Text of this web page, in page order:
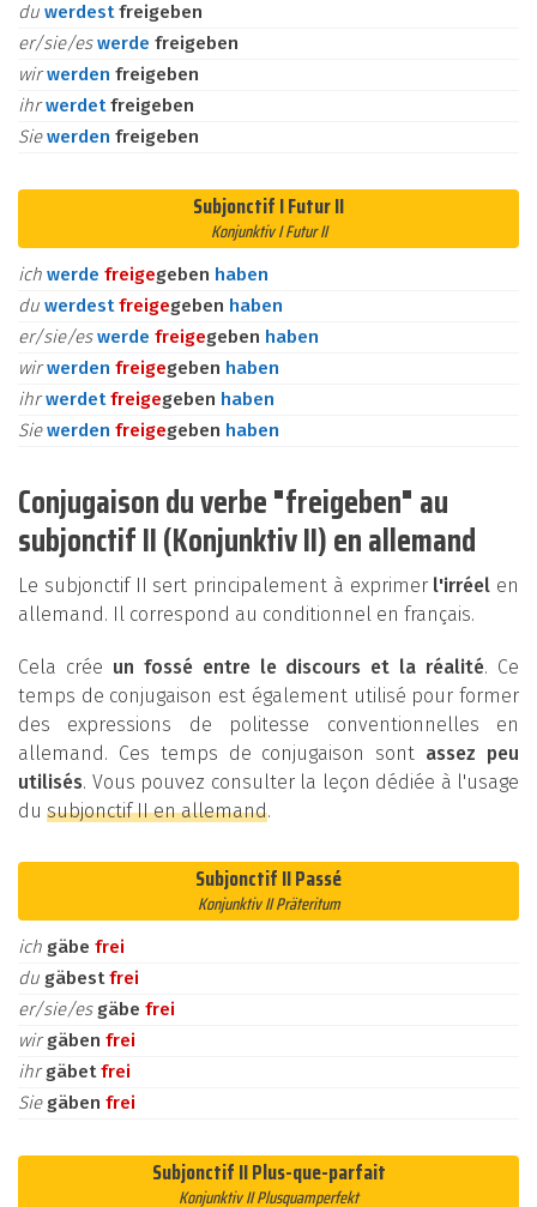
du werdestfreigeben
er/sie/eswerde freigeben
wirwerden freigeben
ihrwerdetfreigeben
Siewerden freigeben
Subjonctif I Futur II
Konjunktiv I Futur II
ich werde freigegeben haben
du werdestfreigegeben haben
er/sie/eswerde freigegeben haben
wirwerden freigegeben haben
ihrwerdetfreigegeben haben
Siewerden freigegeben haben
Conjugaison du verbe "freigeben" au
subjonctif II (Konjunktiv II) en allemand
Le subjonctif II sert principalement à exprimer l'irréel en
allemand. Il correspond au conditionnel en français.
Cela crée un fossé entre le discours et la réalité. Ce
temps de conjugaison est également utilisé pour former
des expressions de politesse conventionnelles en
allemand. Ces temps de conjugaison sont assez peu
utilisés. Vous pouvez consulter la leçon dédiée à l'usage
du subjonctif II en allemand.
Subjonctif II Passé
Konjunktiv II Präteritum
ich gäbe frei
du gäbestfrei
er/sie/es gäbe frei
wirgäben frei
ihrgäbetfrei
Sie gäben frei
Subjonctif II Plus-que-parfait
Konjunktiv II Plusquamperfekt